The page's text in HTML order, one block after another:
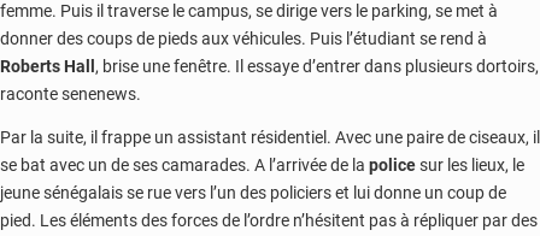
femme. Puis il traverse le campus, se dirige vers le parking, se met à
donner des coups de pieds aux véhicules. Puis l’étudiant se rend à
Roberts Hall , brise une fenêtre. Il essaye d’entrer dans plusieurs dortoirs,
raconte senenews.
Par la suite, il frappe un assistant résidentiel. Avec une paire de ciseaux, il
se bat avec un de ses camarades. A l’arrivée de la policesur les lieux, le
jeune sénégalais se rue vers l’un des policiers et lui donne un coup de
pied. Les éléments des forces de l’ordre n’hésitent pas à répliquer par des